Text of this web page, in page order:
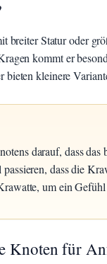
breiter Statur oder
kommt er
kleinere
darauf, dass
dass die
um ein
Knoten für